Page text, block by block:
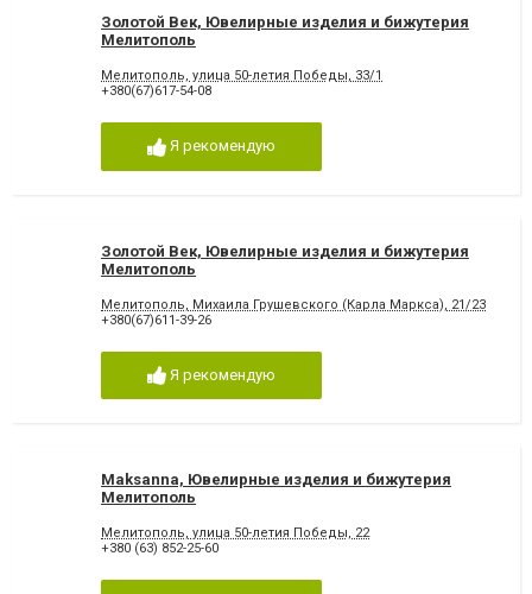
Золотой Век, Ювелирные изделия и бижутерия
Мелитополь
Мелитополь, улица 50-летия Победы, 33/1
+380(67)617-54-08
Я рекомендую
Золотой Век, Ювелирные изделия и бижутерия
Мелитополь
Мелитополь, Михаила Грушевского (Карла Маркса), 21/23
+380(67)611-39-26
Я рекомендую
Maksanna, Ювелирные изделия и бижутерия
Мелитополь
Мелитополь, улица 50-летия Победы, 22
+380 (63) 852-25-60